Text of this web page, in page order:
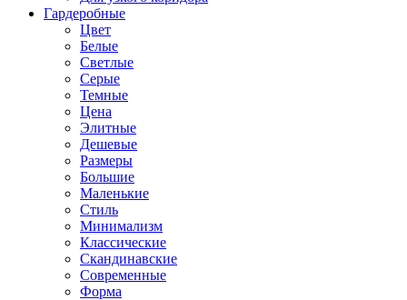
Гардеробные
Цвет
Белые
Светлые
Серые
Темные
Цена
Элитные
Дешевые
Размеры
Большие
Маленькие
Стиль
Минимализм
Классические
Скандинавские
Современные
Форма